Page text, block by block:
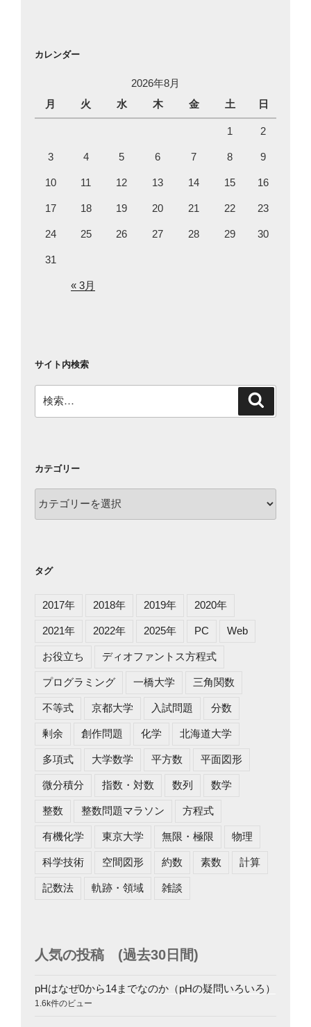
カレンダー
2026年8月
月
火 水 木 金 土 日
1 2
3 4 5 6 7 8 9
10 11 12 13 14 15 16
17 18 19 20 21 22 23
24 25 26 27 28 29 30
31
« 3月
サイト内検索
索:
カテゴリー
テ
タグ
2017年 2018年 2019年 2020年
2021年 2022年 2025年 PC Web
お役立ち ディオファントス方程式
プログラミング 一橋大学 三角関数
不等式 京都大学 入試問題 分数
剰余 創作問題 化学 北海道大学
多項式 大学数学 平方数 平面図形
微分積分 指数・対数 数列 数学
整数 整数問題マラソン 方程式
有機化学 東京大学 無限・極限 物理
科学技術 空間図形 約数 素数 計算
記数法 軌跡・領域 雑談
人気の投稿 (過去30日間)
pHはなぜ0から14までなのか（pHの疑問いろいろ）
1.6k件のビュー